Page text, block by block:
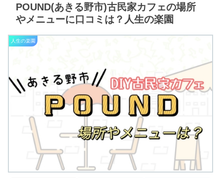
POUND(あきる野市)古民家カフェの場所
やメニューに口コミは？人生の楽園
人生の楽園